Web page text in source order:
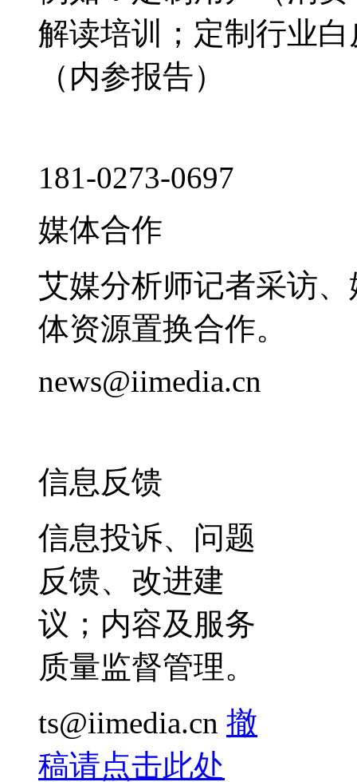
解读培训；定制行业
（内参报告）
181-0273-0697
媒体合作
艾媒分析师记者采访
体资源置换合作。
news@iimedia.cn
信息反馈
信息投诉、问题
反馈、改进建
议；内容及服务
质量监督管理。
ts@iimedia.cn 撤
稿请点击此处